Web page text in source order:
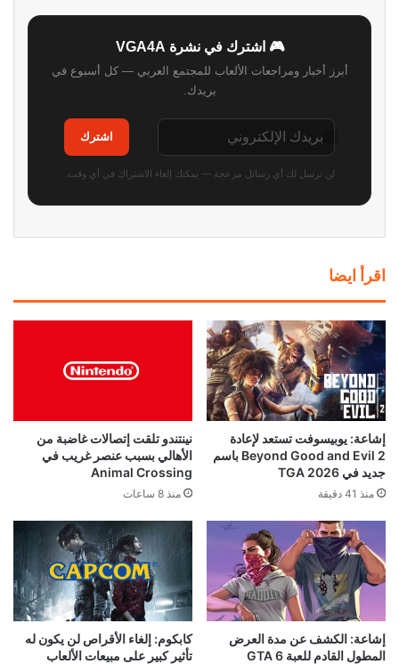
🎮 اشترك في نشرة VGA4A
أبرز أخبار ومراجعات الألعاب للمجتمع العربي — كل أسبوع في
بريدك.
اشترك
لن نرسل لك أي رسائل مزعجة — يمكنك إلغاء الاشتراك في أي وقت.
اقرأ ايضا
إشاعة: يوبيسوفت تستعد لإعادة
Beyond Good and Evil 2 باسم
جديد في TGA 2026
منذ 41 دقيقة
نينتندو تلقت إتصالات غاضبة من
الأهالي بسبب عنصر غريب في
Animal Crossing
منذ 8 ساعات
إشاعة: الكشف عن مدة العرض
المطول القادم للعبة GTA 6
كابكوم: إلغاء الأقراص لن يكون له
تأثير كبير على مبيعات الألعاب